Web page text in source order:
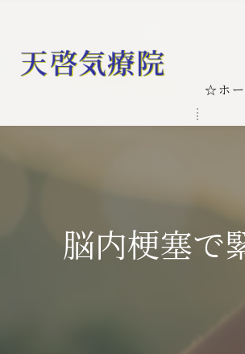
☆ホー
難病
脳内梗塞で